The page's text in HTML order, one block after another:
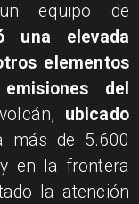
equipo de
una elevada
elementos
del
ubicado
más de 5.600
en la frontera
la atención